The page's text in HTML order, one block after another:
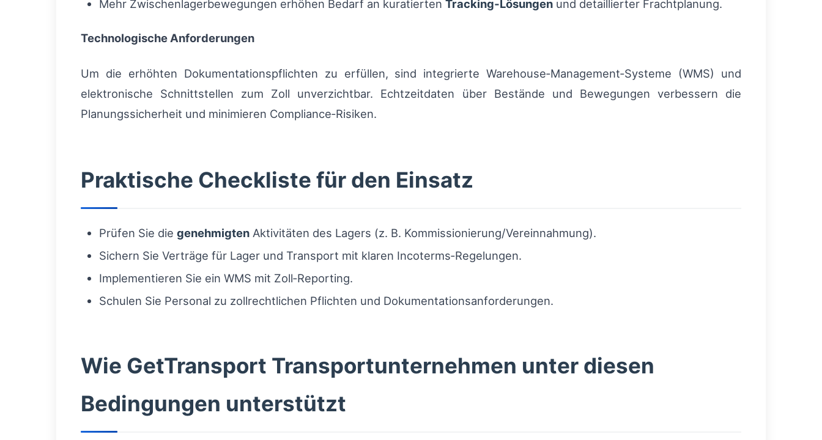
Mehr Zwischenlagerbewegungen erhöhen Bedarf an kuratierten Tracking‑Lösungen und detaillierter Frachtplanung.
Technologische Anforderungen
Um die erhöhten Dokumentationspflichten zu erfüllen, sind integrierte Warehouse‑Management‑Systeme (WMS) und
elektronische Schnittstellen zum Zoll unverzichtbar. Echtzeitdaten über Bestände und Bewegungen verbessern die
Planungssicherheit und minimieren Compliance‑Risiken.
Praktische Checkliste für den Einsatz
Prüfen Sie die genehmigten Aktivitäten des Lagers (z. B. Kommissionierung/Vereinnahmung).
Sichern Sie Verträge für Lager und Transport mit klaren Incoterms‑Regelungen.
Implementieren Sie ein WMS mit Zoll‑Reporting.
Schulen Sie Personal zu zollrechtlichen Pflichten und Dokumentationsanforderungen.
Wie GetTransport Transportunternehmen unter diesen
Bedingungen unterstützt